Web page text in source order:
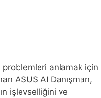
problemleri anlamak için
ASUS AI Danışman,
işlevselliğini ve